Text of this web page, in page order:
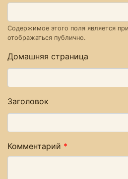
Содержимое этого поля является
отображаться публично.
Домашняя страница
Заголовок
Комментарий *